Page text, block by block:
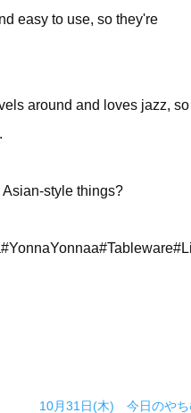
easy to use, so they're
around and loves jazz,
Asian-style things?
10月31日(木) 今日のやち